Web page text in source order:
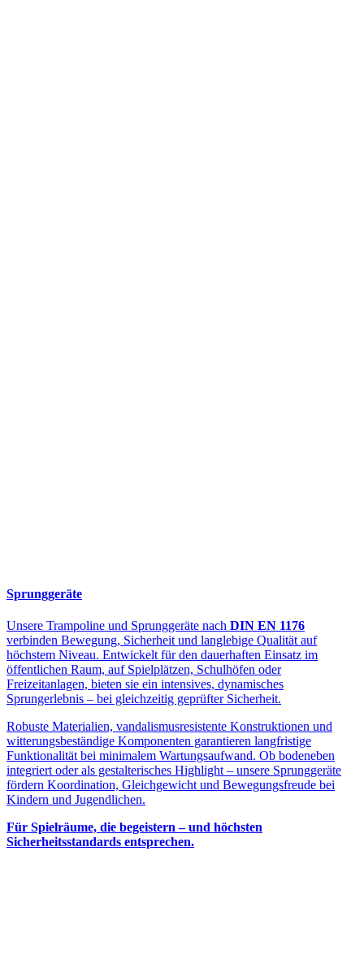
Sprunggeräte
Unsere Trampoline und Sprunggeräte nach DIN EN 1176
verbinden Bewegung, Sicherheit und langlebige Qualität auf
höchstem Niveau. Entwickelt für den dauerhaften Einsatz im
öffentlichen Raum, auf Spielplätzen, Schulhöfen oder
Freizeitanlagen, bieten sie ein intensives, dynamisches
Sprungerlebnis – bei gleichzeitig geprüfter Sicherheit.
Robuste Materialien, vandalismusresistente Konstruktionen und
witterungsbeständige Komponenten garantieren langfristige
Funktionalität bei minimalem Wartungsaufwand. Ob bodeneben
integriert oder als gestalterisches Highlight – unsere Sprunggeräte
fördern Koordination, Gleichgewicht und Bewegungsfreude bei
Kindern und Jugendlichen.
Für Spielräume, die begeistern – und höchsten
Sicherheitsstandards entsprechen.